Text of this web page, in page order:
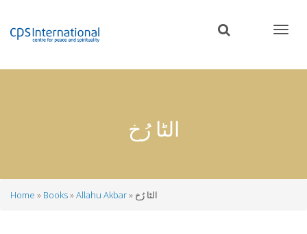
content
الٹا رُخ
Home Books Allahu Akbar الٹا رُخ